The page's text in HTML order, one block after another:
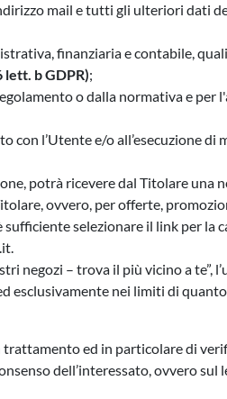
mail e tutti gli ulteriori dati
finanziaria e contabile,
lett. b GDPR);
o dalla normativa e per
con l’Utente e/o all’esecuzione
potrà ricevere dal Titolare una
ovvero, per offerte,
selezionare il link per la
negozi – trova il più vicino a te”,
esclusivamente nei limiti di
trattamento ed in particolare di
dell’interessato, ovvero